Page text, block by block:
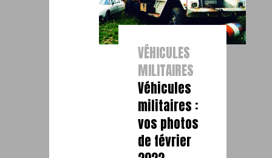
VÉHICULES
MILITAIRES
Véhicules
militaires :
vos photos
de février